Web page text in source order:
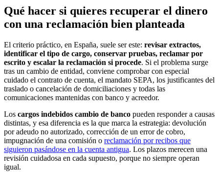
Qué hacer si quieres recuperar el dinero
con una reclamación bien planteada
El criterio práctico, en España, suele ser este: revisar extractos,
identificar el tipo de cargo, conservar pruebas, reclamar por
escrito y escalar la reclamación si procede. Si el problema surge
tras un cambio de entidad, conviene comprobar con especial
cuidado el contrato de cuenta, el mandato SEPA, los justificantes del
traslado o cancelación de domiciliaciones y todas las
comunicaciones mantenidas con banco y acreedor.
Los cargos indebidos cambio de banco pueden responder a causas
distintas, y esa diferencia es la que marca la estrategia: devolución
por adeudo no autorizado, corrección de un error de cobro,
impugnación de una comisión o reclamación por recibos que
siguieron pasándose en la cuenta antigua. Los plazos merecen una
revisión cuidadosa en cada supuesto, porque no siempre operan
igual.